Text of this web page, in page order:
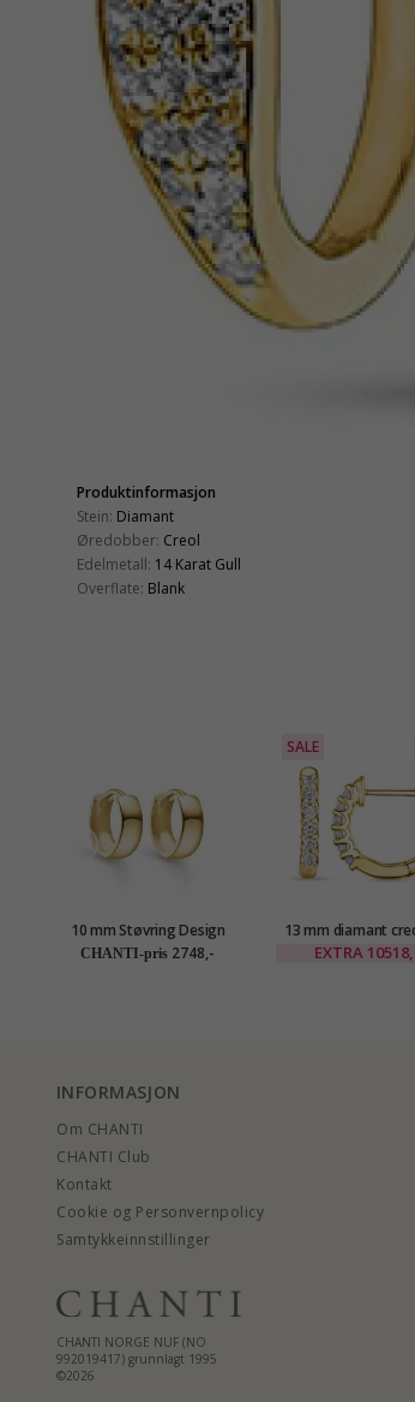
Produktinformasjon
Stein: Diamant
Øredobber: Creol
Edelmetall: 14 Karat Gull
Overflate: Blank
10 mm Støvring Design
creol i 8 karat
CHANTI-pris 2748,-
SALE
13 mm diamant
karat gull med
EXTRA
INFORMASJON
Om CHANTI
CHANTI Club
Kontakt
Cookie og Personvernpolicy
Samtykkeinnstillinger
CHANTI NORGE NUF (NO
992019417) grunnlagt 1995
©2026